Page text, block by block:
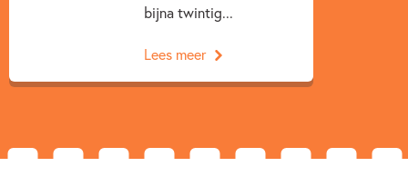
bijna twintig...
Lees meer